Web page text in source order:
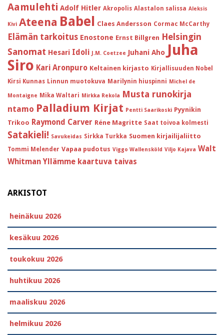
Aamulehti Adolf Hitler Akropolis Alastalon salissa Aleksis
Kivi Ateena Babel Claes Andersson Cormac McCarthy
Elämän tarkoitus Enostone Ernst Billgren Helsingin
Sanomat Hesari Idoli J.M. Coetzee Juhani Aho Juha
Siro Kari Aronpuro Keltainen kirjasto Kirjallisuuden Nobel
Kirsi Kunnas Linnun muotokuva Marilynin hiuspinni Michel de
Montaigne Mika Waltari Mirkka Rekola Musta runokirja
ntamo Palladium Kirjat Pentti Saarikoski Pyynikin
Trikoo Raymond Carver Réne Magritte Saat toivoa kolmesti
Satakieli! Savukeidas Sirkka Turkka Suomen kirjailijaliitto
Tommi Melender Vapaa pudotus Viggo Wallensköld Viljo Kajava Walt
Whitman Yllämme kaartuva taivas
ARKISTOT
heinäkuu 2026
kesäkuu 2026
toukokuu 2026
huhtikuu 2026
maaliskuu 2026
helmikuu 2026